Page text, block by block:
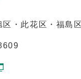
花区・福島区